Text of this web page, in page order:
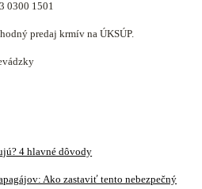
0300 1501
predaj krmív na ÚKSÚP.
4 hlavné dôvody
Ako zastaviť tento nebezpečný